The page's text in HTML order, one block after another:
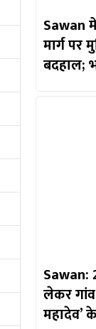
Sawan
मार्ग पर
बदहाल;
Sawan:
लेकर
महादेव’